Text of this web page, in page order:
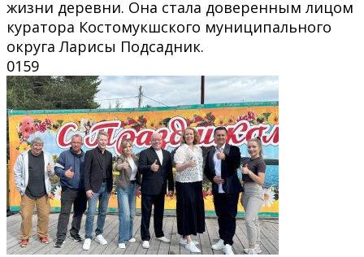
жизни деревни. Она стала доверенным лицом
куратора Костомукшского муниципального
округа Ларисы Подсадник.
0159